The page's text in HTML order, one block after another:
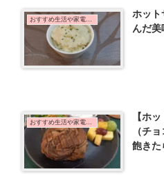
おすすめ生活や家電など
ホット
んだ
おすすめ生活や家電など
【ホ
（チ
飽きた